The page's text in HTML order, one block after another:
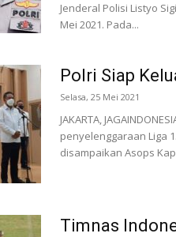
Jenderal Polisi Listyo
Mei 2021. Pada...
Polri Siap
Selasa, 25 Mei 2021
JAKARTA,
penyelenggaraan Liga
disampaikan Asops
Timnas